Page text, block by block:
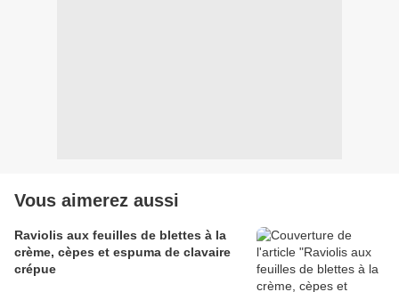
Vous aimerez aussi
Raviolis aux feuilles de blettes à la
crème, cèpes et espuma de clavaire
crépue